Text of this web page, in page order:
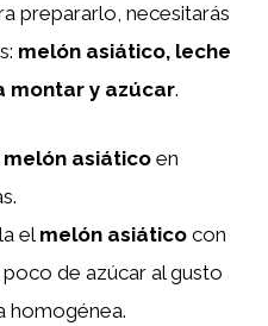
prepararlo, necesitarás
melón asiático, leche
montar y azúcar.
melón asiático en
el melón asiático con
de azúcar al gusto
homogénea.